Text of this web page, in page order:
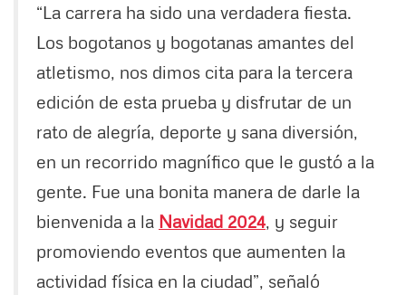
“La carrera ha sido una verdadera fiesta.
Los bogotanos y bogotanas amantes del
atletismo, nos dimos cita para la tercera
edición de esta prueba y disfrutar de un
rato de alegría, deporte y sana diversión,
en un recorrido magnífico que le gustó a la
gente. Fue una bonita manera de darle la
bienvenida a la Navidad 2024, y seguir
promoviendo eventos que aumenten la
actividad física en la ciudad”, señaló